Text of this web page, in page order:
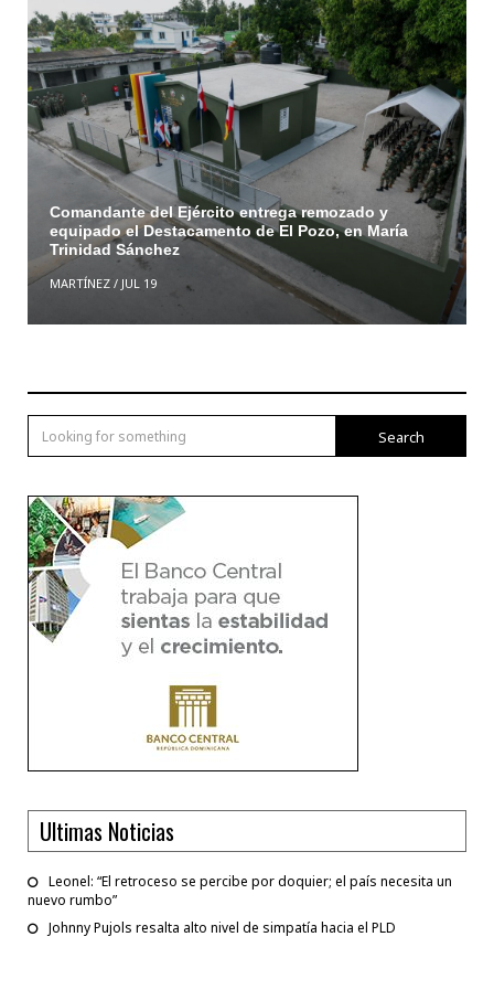
Comandante del Ejército entrega remozado y
equipado el Destacamento de El Pozo, en María
Trinidad Sánchez
MARTÍNEZ/ JUL 19
Search
Ultimas Noticias
Leonel: “El retroceso se percibe por doquier; el país necesita un
nuevo rumbo”
Johnny Pujols resalta alto nivel de simpatía hacia el PLD